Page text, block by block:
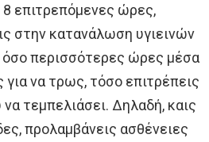
8 επιτρεπόμενες ώρες,
στην κατανάλωση υγιεινών
περισσότερες ώρες μέσα
να τρως, τόσο επιτρέπεις
τεμπελιάσει. Δηλαδή, καις
προλαμβάνεις ασθένειες